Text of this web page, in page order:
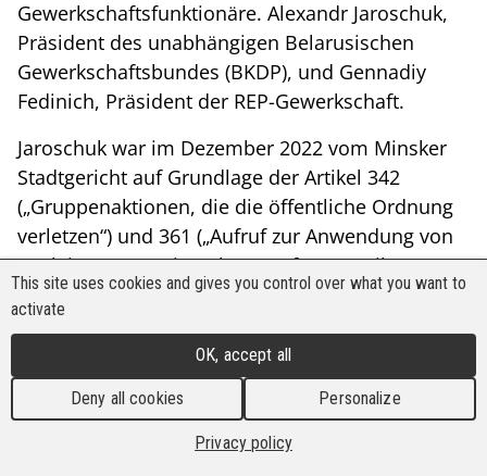
Gewerkschaftsfunktionäre. Alexandr Jaroschuk,
Präsident des unabhängigen Belarusischen
Gewerkschaftsbundes (BKDP), und Gennadiy
Fedinich, Präsident der REP-Gewerkschaft.
Jaroschuk war im Dezember 2022 vom Minsker
Stadtgericht auf Grundlage der Artikel 342
(„Gruppenaktionen, die die öffentliche Ordnung
verletzen“) und 361 („Aufruf zur Anwendung von
Sanktionen“) zu vier Jahren Haft verurteilt
worden.
Fedinich wurde sogar noch härter bestraft. Im
Jahr 2023 erhielt er eine neunjährige Haftstrafe
für Verstöße gegen die Artikel 361 („Aufruf zu
Handlungen gegen die nationale Sicherheit“),
361-1 („Bildung einer extremistischen Gruppe“)
This site uses cookies and gives you control over what you want to
activate
OK, accept all
Deny all cookies Personalize
Privacy policy